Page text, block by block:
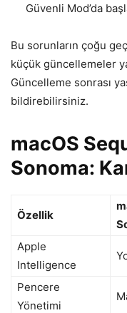
Güvenli Mod’da
Bu sorunların çoğu
küçük güncellemeler
Güncelleme sonrası
bildirebilirsiniz.
macOS
Sonoma:
Özellik
Apple
Intelligence
Pencere
Yönetimi